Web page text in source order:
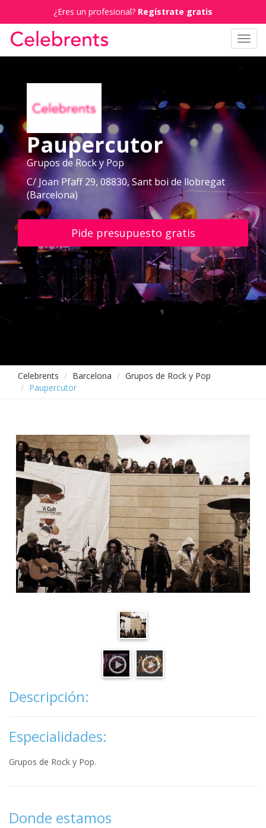
¿Eres un profesional? Regístrate gratis
Paupercutor
Grupos de Rock y Pop
C/ Joan Pfaff 29, 08830, Sant boi de llobregat
(Barcelona)
Pide presupuesto gratis
Celebrents Barcelona
Grupos de Rock y Pop
Paupercutor
Descripción:
Especialidades:
Grupos de Rock y Pop.
Donde estamos